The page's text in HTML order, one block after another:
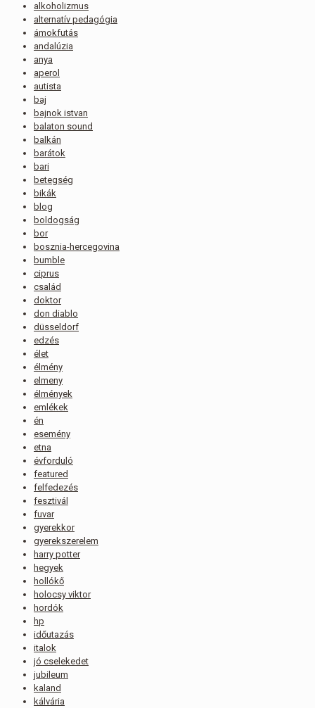
alkoholizmus
alternatív pedagógia
ámokfutás
andalúzia
anya
aperol
autista
baj
bajnok istvan
balaton sound
balkán
barátok
bari
betegség
bikák
blog
boldogság
bor
bosznia-hercegovina
bumble
ciprus
család
doktor
don diablo
düsseldorf
edzés
élet
élmény
elmeny
élmények
emlékek
én
esemény
etna
évforduló
featured
felfedezés
fesztivál
fuvar
gyerekkor
gyerekszerelem
harry potter
hegyek
hollókő
holocsy viktor
hordók
hp
időutazás
italok
jó cselekedet
jubileum
kaland
kálvária